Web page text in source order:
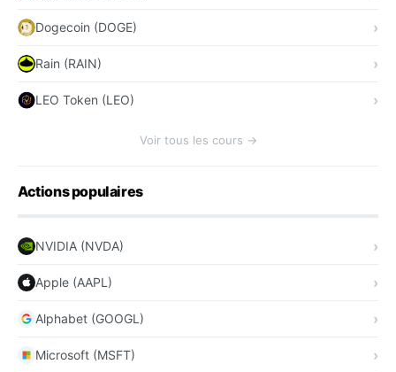
Dogecoin (DOGE)
Rain (RAIN)
LEO Token (LEO)
Voir tous les cours →
Actions populaires
NVIDIA (NVDA)
Apple (AAPL)
Alphabet (GOOGL)
Microsoft (MSFT)